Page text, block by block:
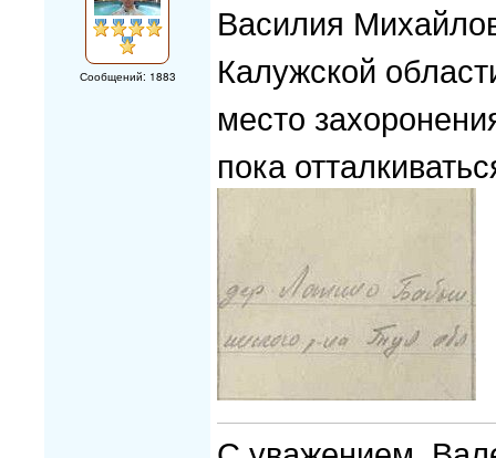
Сообщений: 1883
Василия
Калужской
место
пока